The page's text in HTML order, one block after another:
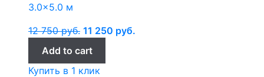
3.0×5.0 м
12 750руб. 11 250 руб.
Add to cart
Купить в 1 клик